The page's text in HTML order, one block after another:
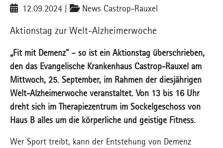
12.09.2024 News Castrop-Rauxel
Aktionstag zur Welt-Alzheimerwoche
„Fit mit Demenz“ – so ist ein Aktionstag überschrieben,
den das Evangelische Krankenhaus Castrop-Rauxel am
Mittwoch, 25. September, im Rahmen der diesjährigen
Welt-Alzheimerwoche veranstaltet. Von 13 bis 16 Uhr
dreht sich im Therapiezentrum im Sockelgeschoss von
Haus B alles um die körperliche und geistige Fitness.
Wer Sport treibt, kann der Entstehung von Demenz